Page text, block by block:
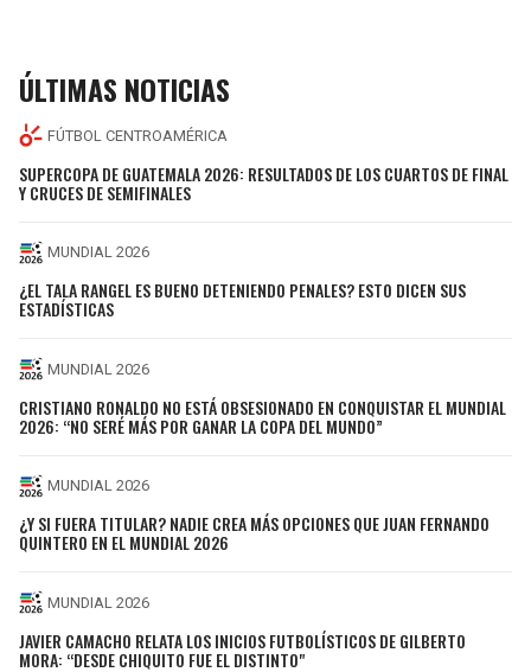
ÚLTIMAS NOTICIAS
FÚTBOL CENTROAMÉRICA
SUPERCOPA DE GUATEMALA 2026: RESULTADOS DE LOS CUARTOS DE FINAL
Y CRUCES DE SEMIFINALES
MUNDIAL 2026
¿EL TALA RANGEL ES BUENO DETENIENDO PENALES? ESTO DICEN SUS
ESTADÍSTICAS
MUNDIAL 2026
CRISTIANO RONALDO NO ESTÁ OBSESIONADO EN CONQUISTAR EL MUNDIAL
2026: “NO SERÉ MÁS POR GANAR LA COPA DEL MUNDO”
MUNDIAL 2026
¿Y SI FUERA TITULAR? NADIE CREA MÁS OPCIONES QUE JUAN FERNANDO
QUINTERO EN EL MUNDIAL 2026
MUNDIAL 2026
JAVIER CAMACHO RELATA LOS INICIOS FUTBOLÍSTICOS DE GILBERTO
MORA: “DESDE CHIQUITO FUE EL DISTINTO"